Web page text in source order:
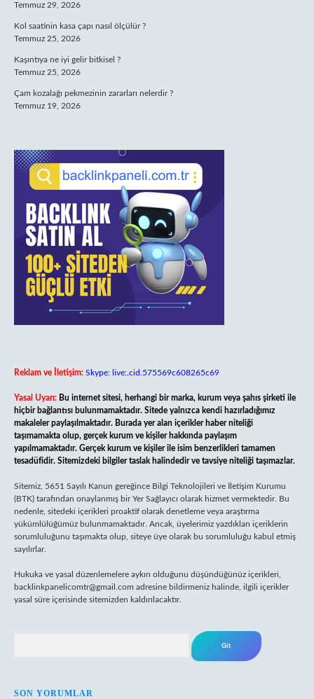
Temmuz 29, 2026
Kol saatinin kasa çapı nasıl ölçülür ?
Temmuz 25, 2026
Kaşıntıya ne iyi gelir bitkisel ?
Temmuz 25, 2026
Çam kozalağı pekmezinin zararları nelerdir ?
Temmuz 19, 2026
Reklam ve İletişim: Skype: live:.cid.575569c608265c69
Yasal Uyarı: Bu internet sitesi, herhangi bir marka, kurum veya şahıs şirketi ile
hiçbir bağlantısı bulunmamaktadır. Sitede yalnızca kendi hazırladığımız
makaleler paylaşılmaktadır. Burada yer alan içerikler haber niteliği
taşımamakta olup, gerçek kurum ve kişiler hakkında paylaşım
yapılmamaktadır. Gerçek kurum ve kişiler ile isim benzerlikleri tamamen
tesadüfidir. Sitemizdeki bilgiler taslak halindedir ve tavsiye niteliği taşımazlar.
Sitemiz, 5651 Sayılı Kanun gereğince Bilgi Teknolojileri ve İletişim Kurumu
(BTK) tarafından onaylanmış bir Yer Sağlayıcı olarak hizmet vermektedir. Bu
nedenle, sitedeki içerikleri proaktif olarak denetleme veya araştırma
yükümlülüğümüz bulunmamaktadır. Ancak, üyelerimiz yazdıkları içeriklerin
sorumluluğunu taşımakta olup, siteye üye olarak bu sorumluluğu kabul etmiş
sayılırlar.
Hukuka ve yasal düzenlemelere aykırı olduğunu düşündüğünüz içerikleri,
backlinkpanelicomtr@gmail.com adresine bildirmeniz halinde, ilgili içerikler
yasal süre içerisinde sitemizden kaldırılacaktır.
SON YORUMLAR